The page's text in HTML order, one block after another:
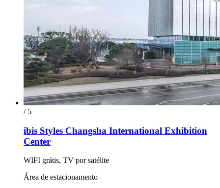
/ 5
ibis Styles Changsha International Exhibition
Center
WIFI grátis, TV por satélite
Área de estacionamento